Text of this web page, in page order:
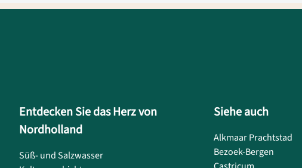
Entdecken Sie das Herz von
Nordholland
Süß- und Salzwasser
Siehe auch
Alkmaar Prachtstad
Bezoek-Bergen